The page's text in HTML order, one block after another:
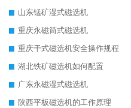
山东锰矿湿式磁选机
重庆永磁筒式磁选机
重庆干式磁选机安全操作规程
湖北铁矿磁选机如何配置
广东永磁湿式磁选机
陕西平板磁选机的工作原理